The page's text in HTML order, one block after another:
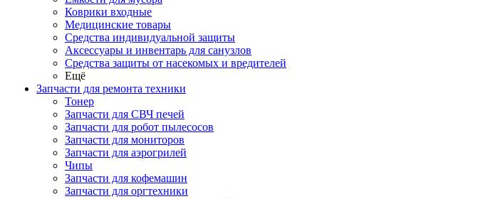
Коврики входные
Медицинские товары
Средства индивидуальной защиты
Аксессуары и инвентарь для санузлов
Средства защиты от насекомых и вредителей
Ещё
Запчасти для ремонта техники
Тонер
Запчасти для СВЧ печей
Запчасти для робот пылесосов
Запчасти для мониторов
Запчасти для аэрогрилей
Чипы
Запчасти для кофемашин
Запчасти для оргтехники